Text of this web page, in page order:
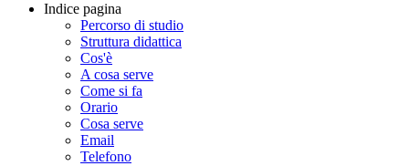
Indice pagina
Percorso di studio
Struttura didattica
Cos'è
A cosa serve
Come si fa
Orario
Cosa serve
Email
Telefono